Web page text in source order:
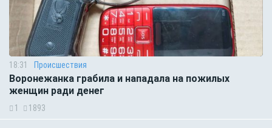
18:31 Происшествия
Воронежанка грабила и нападала на пожилых
женщин ради денег
1 1893